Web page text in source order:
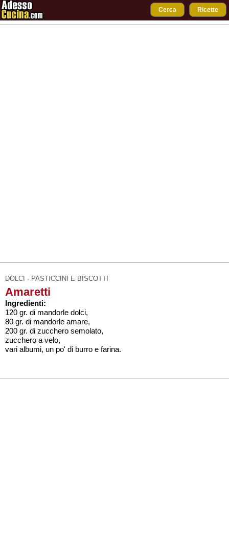
Cerca Ricette
DOLCI - PASTICCINI E BISCOTTI
Amaretti
Ingredienti:
120 gr. di mandorle dolci,
80 gr. di mandorle amare,
200 gr. di zucchero semolato,
zucchero a velo,
vari albumi, un po' di burro e farina.